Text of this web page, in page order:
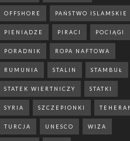
OFFSHORE PAŃSTWO ISLAMSKIE
PIENIĄDZE PIRACI POCIĄGI
PORADNIK ROPA NAFTOWA
RUMUNIA STALIN STAMBUŁ
STATEK WIERTNICZY STATKI
SYRIA SZCZEPIONKI
TURCJA UNESCO WIZA